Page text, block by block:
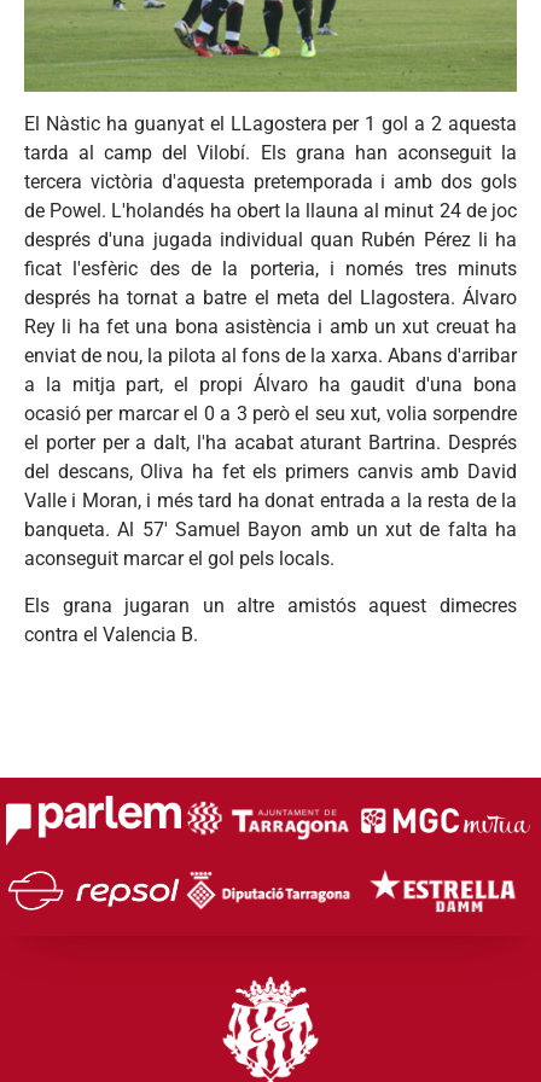
El Nàstic ha guanyat el LLagostera per 1 gol a 2 aquesta
tarda al camp del Vilobí. Els grana han aconseguit la
tercera victòria d'aquesta pretemporada i amb dos gols
de Powel. L'holandés ha obert la llauna al minut 24 de joc
després d'una jugada individual quan Rubén Pérez li ha
ficat l'esfèric des de la porteria, i només tres minuts
després ha tornat a batre el meta del Llagostera. Álvaro
Rey li ha fet una bona asistència i amb un xut creuat ha
enviat de nou, la pilota al fons de la xarxa. Abans d'arribar
a la mitja part, el propi Álvaro ha gaudit d'una bona
ocasió per marcar el 0 a 3 però el seu xut, volia sorpendre
el porter per a dalt, l'ha acabat aturant Bartrina. Després
del descans, Oliva ha fet els primers canvis amb David
Valle i Moran, i més tard ha donat entrada a la resta de la
banqueta. Al 57' Samuel Bayon amb un xut de falta ha
aconseguit marcar el gol pels locals.
Els grana jugaran un altre amistós aquest dimecres
contra el Valencia B.